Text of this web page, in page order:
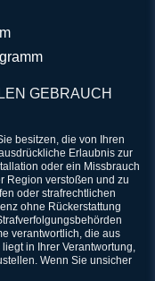
GEBRAUCH
besitzen, die von Ihren
Erlaubnis zur
oder ein Missbrauch
Region verstoßen und zu
oder strafrechtlichen
ohne Rückerstattung
verantwortlich, die aus
in Ihrer Verantwortung,
Wenn Sie unsicher